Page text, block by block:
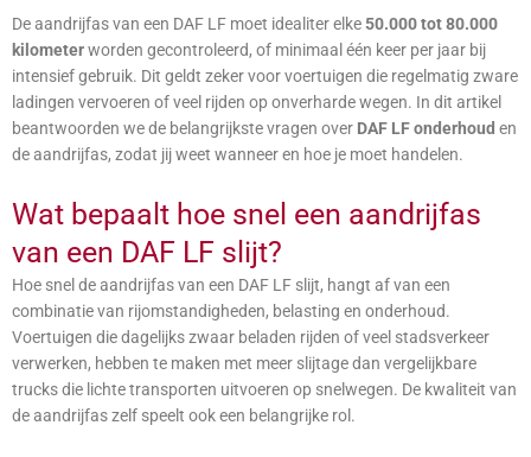
De aandrijfas van een DAF LF moet idealiter elke50.000 tot 80.000
kilometerworden gecontroleerd, of minimaal één keer per jaar bij
intensief gebruik. Dit geldt zeker voor voertuigen die regelmatig zware
ladingen vervoeren of veel rijden op onverharde wegen. In dit artikel
beantwoorden we de belangrijkste vragen over DAF LF onderhoud en
de aandrijfas, zodat jij weet wanneer en hoe je moet handelen.
Wat bepaalt hoe snel een aandrijfas
van een DAF LF slijt?
Hoe snel de aandrijfas van een DAF LF slijt, hangt af van een
combinatie van rijomstandigheden, belasting en onderhoud.
Voertuigen die dagelijks zwaar beladen rijden of veel stadsverkeer
verwerken, hebben te maken met meer slijtage dan vergelijkbare
trucks die lichte transporten uitvoeren op snelwegen. De kwaliteit van
de aandrijfas zelf speelt ook een belangrijke rol.